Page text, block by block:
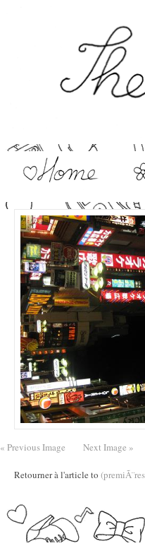
« Previous Image Next Image »
Retourner à l'article to